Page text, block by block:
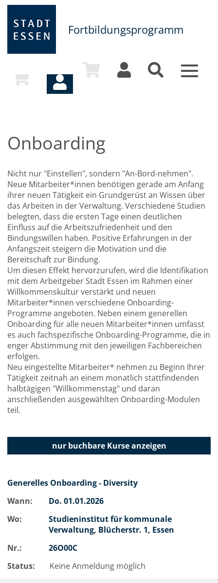
Fortbildungsprogramm
Toggle
Onboarding
Nicht nur "Einstellen", sondern "An-Bord-nehmen".
Neue Mitarbeiter*innen benötigen gerade am Anfang
ihrer neuen Tätigkeit ein Grundgerüst an Wissen über
das Arbeiten in der Verwaltung. Verschiedene Studien
belegten, dass die ersten Tage einen deutlichen
Einfluss auf die Arbeitszufriedenheit und den
Bindungswillen haben. Positive Erfahrungen in der
Anfangszeit steigern die Motivation und die
Bereitschaft zur Bindung.
Um diesen Effekt hervorzurufen, wird die Identifikation
mit dem Arbeitgeber Stadt Essen im Rahmen einer
Willkommenskultur verstärkt und neuen
Mitarbeiter*innen verschiedene Onboarding-
Programme angeboten. Neben einem generellen
Onboarding für alle neuen Mitarbeiter*innen umfasst
es auch fachspezifische Onboarding-Programme, die in
enger Abstimmung mit den jeweiligen Fachbereichen
erfolgen.
Neu eingestellte Mitarbeiter* nehmen zu Beginn Ihrer
Tätigkeit zeitnah an einem monatlich stattfindenden
halbtägigen "Willkommenstag" und daran
anschließenden ausgewählten Onboarding-Modulen
teil.
nur buchbareKurse anzeigen
Generelles Onboarding - Diversity
Wann:
Do. 01.01.2026
Wo:
Studieninstitut für kommunale
Verwaltung, Blücherstr. 1, Essen
Nr.:
26O00C
Status:
Keine Anmeldung möglich